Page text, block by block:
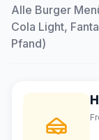
Alle Burger
Cola Light,
Pfand)